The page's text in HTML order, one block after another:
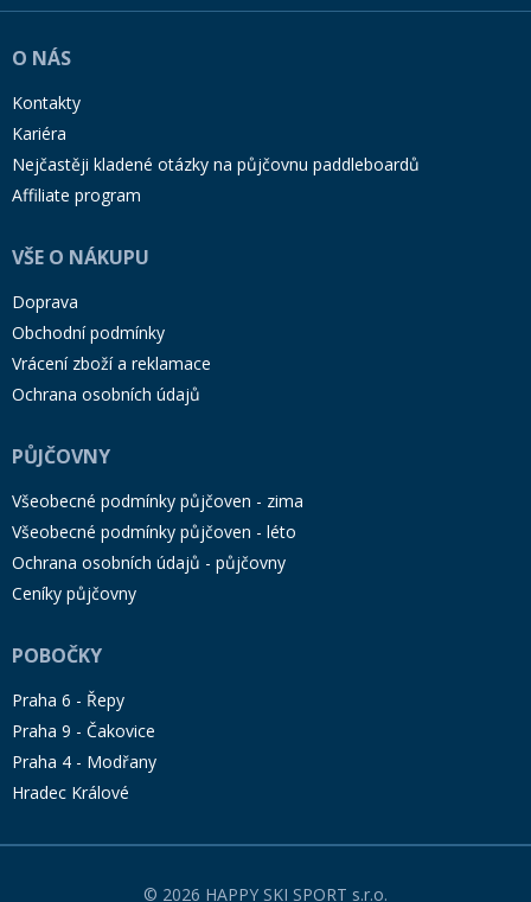
O NÁS
Kontakty
Kariéra
Nejčastěji kladené otázky na půjčovnu paddleboardů
Affiliate program
VŠE O NÁKUPU
Doprava
Obchodní podmínky
Vrácení zboží a reklamace
Ochrana osobních údajů
PŮJČOVNY
Všeobecné podmínky půjčoven - zima
Všeobecné podmínky půjčoven - léto
Ochrana osobních údajů - půjčovny
Ceníky půjčovny
POBOČKY
Praha 6 - Řepy
Praha 9 - Čakovice
Praha 4 - Modřany
Hradec Králové
© 2026 HAPPY SKI SPORT s.r.o.